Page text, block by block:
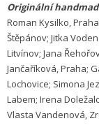
Originální
Roman Kysilko,
Štěpánov; Jitka
Litvínov; Jana
Jančaříková, Praha;
Lochovice; Simona
Labem; Irena
Vlasta Vandenová,